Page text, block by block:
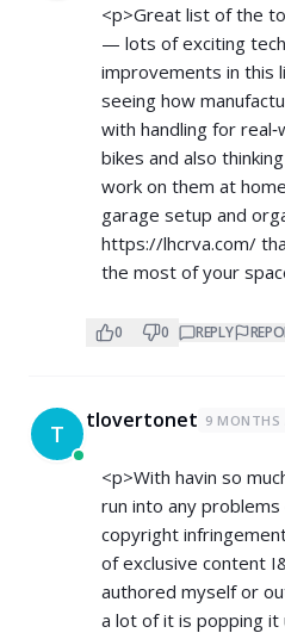
<p>Great list of the
— lots of exciting
improvements in this
seeing how
with handling for
bikes and also
work on them at
garage setup and
https://lhcrva.com/
the most of your
0 0 REPLY
T tlovertonet 9 MONTHS
<p>With havin so
run into any
copyright
of exclusive content
authored myself or
a lot of it is popping